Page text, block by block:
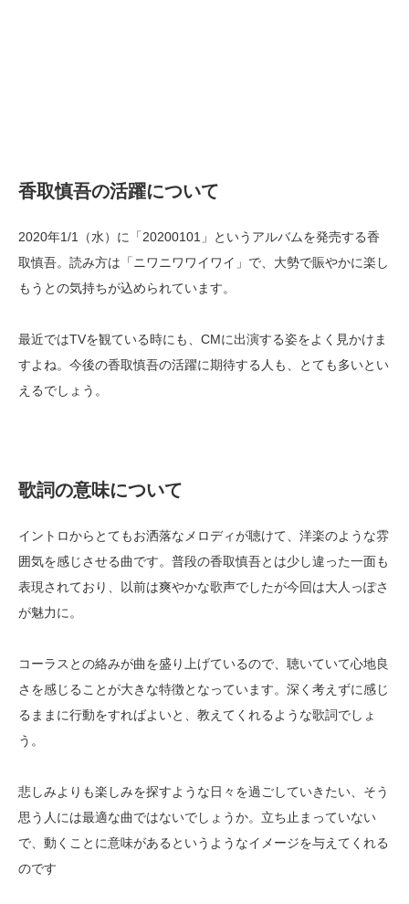
香取慎吾の活躍について
2020年1/1（水）に「20200101」というアルバムを発売する香
取慎吾。読み方は「ニワニワワイワイ」で、大勢で賑やかに楽し
もうとの気持ちが込められています。
最近ではTVを観ている時にも、CMに出演する姿をよく見かけま
すよね。今後の香取慎吾の活躍に期待する人も、とても多いとい
えるでしょう。
歌詞の意味について
イントロからとてもお洒落なメロディが聴けて、洋楽のような雰
囲気を感じさせる曲です。普段の香取慎吾とは少し違った一面も
表現されており、以前は爽やかな歌声でしたが今回は大人っぽさ
が魅力に。
コーラスとの絡みが曲を盛り上げているので、聴いていて心地良
さを感じることが大きな特徴となっています。深く考えずに感じ
るままに行動をすればよいと、教えてくれるような歌詞でしょ
う。
悲しみよりも楽しみを探すような日々を過ごしていきたい、そう
思う人には最適な曲ではないでしょうか。立ち止まっていない
で、動くことに意味があるというようなイメージを与えてくれる
のです